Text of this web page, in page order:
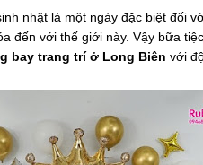
nhật là một ngày đặc biệt đối
đến với thế giới này. Vậy bữa
bay trang trí ở Long Biên với